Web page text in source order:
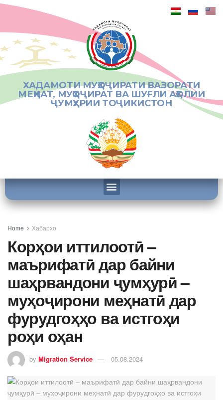
ХАДАМОТИ МУҲОҶИРАТИ ВАЗОРАТИ
МЕҲНАТ, МУҲОҶИРАТ ВА ШУҒЛИ АҲОЛИИ
ҶУМҲУРИИ ТОҶИКИСТОН
Home Хабархо
Корҳои иттилоотӣ –
маърифатӣ дар байни
шаҳрвандони ҷумҳурӣ –
муҳоҷирони меҳнатӣ дар
фурудгоҳҳо ва истгоҳи
роҳи оҳан
by Migration Service 05.08.2024